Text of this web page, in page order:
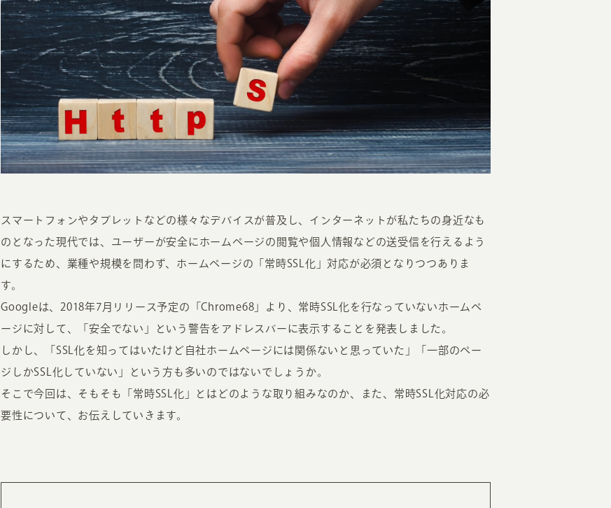
INFORMATION
ホーム
ホームページ集客の重要性
よくある質問
お客様の声
ホームページ制作の流れ
お知らせ・コラム
CREATION
オンカのホームページ制作
WEB専門のライターがすべての原稿を執筆
コンバージョン率・UI/UXを高めるデザイン
最新かつ正しい方法のSEO対策
あらゆる閲覧環境を想定した
スマートフォンやタブレットなどの様々なデバイスが普及し、インターネットが私たちの身近なも
のとなった現代では、ユーザーが安全にホームページの閲覧や個人情報などの送受信を行えるよう
にするため、業種や規模を問わず、ホームページの「常時SSL化」対応が必須となりつつありま
す。
Googleは、2018年7月リリース予定の「Chrome68」より、常時SSL化を行なっていないホームペ
ージに対して、「安全でない」という警告をアドレスバーに表示することを発表しました。
しかし、「SSL化を知ってはいたけど自社ホームページには関係ないと思っていた」「一部のペー
ジしかSSL化していない」という方も多いのではないでしょうか。
そこで今回は、そもそも「常時SSL化」とはどのような取り組みなのか、また、常時SSL化対応の必
要性について、お伝えしていきます。